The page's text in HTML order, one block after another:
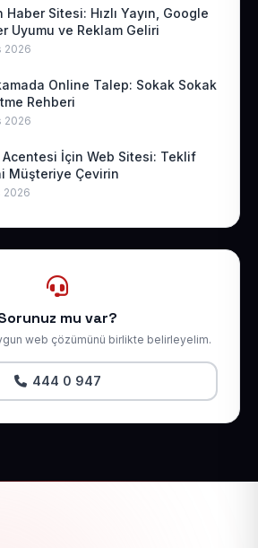
Haber Sitesi: Hızlı Yayın, Google
Uyumu ve Reklam Geliri
2026
Online Talep: Sokak Sokak
Rehberi
2026
Acentesi İçin Web Sitesi: Teklif
Müşteriye Çevirin
2026
mu var?
web çözümünü birlikte belirleyelim.
444 0 947